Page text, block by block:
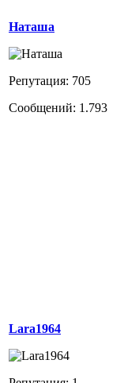
Наташа
Репутация: 705
Сообщений: 1.793
Lara1964